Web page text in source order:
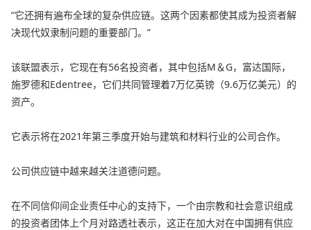
“它还拥有遍布全球的复杂供应链。这两个因素都使其成为投资者解
决现代奴隶制问题的重要部门。”
该联盟表示，它现在有56名投资者，其中包括M＆G，富达国际，
施罗德和Edentree，它们共同管理着7万亿英镑（9.6万亿美元）的
资产。
它表示将在2021年第三季度开始与建筑和材料行业的公司合作。
公司供应链中越来越关注道德问题。
在不同信仰间企业责任中心的支持下，一个由宗教和社会意识组成
的投资者团体上个月对路透社表示，这正在加大对在中国拥有供应